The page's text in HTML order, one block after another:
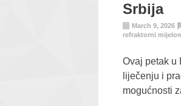
Srbija
March 9, 2026
refraktorni
Ovaj petak u
liječenju i
mogućnosti